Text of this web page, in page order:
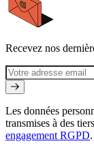
Recevez nos
Les données
transmises à des
engagement RGPD.